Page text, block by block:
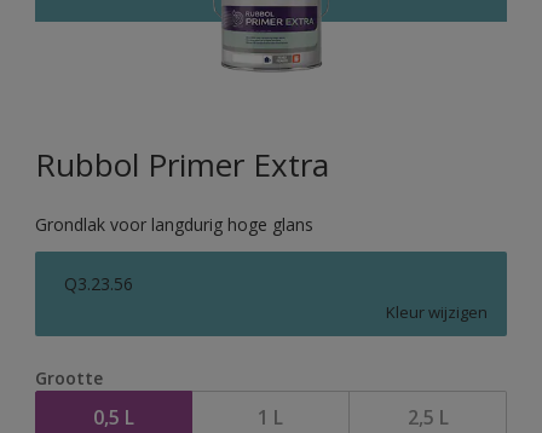
Rubbol Primer Extra
Grondlak voor langdurig hoge glans
Q3.23.56
Kleur wijzigen
Grootte
0,5 L 1 L 2,5 L